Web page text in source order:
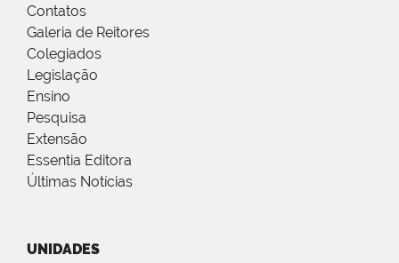
Contatos
Galeria de Reitores
Colegiados
Legislação
Ensino
Pesquisa
Extensão
Essentia Editora
Últimas Notícias
UNIDADES